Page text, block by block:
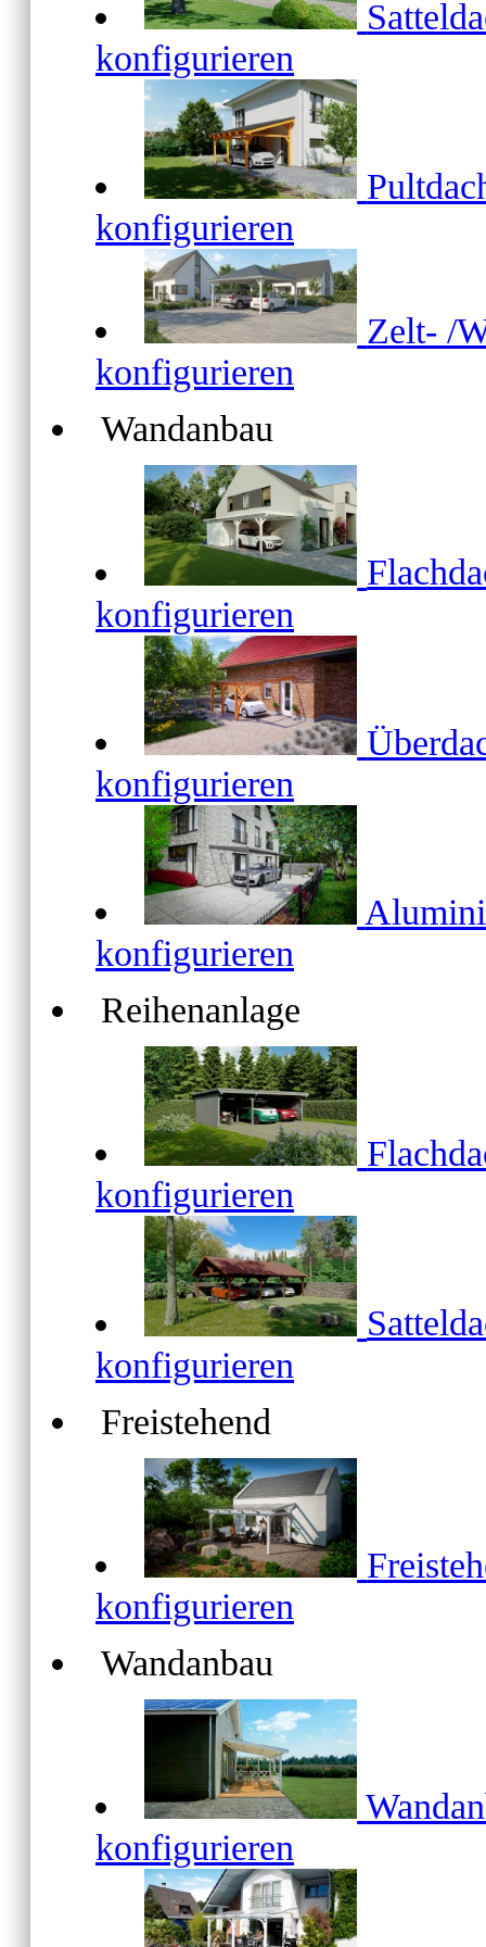
konfigurieren
konfigurieren
Zelt- /
konfigurieren
Wandanbau
konfigurieren
konfigurieren
konfigurieren
Reihenanlage
konfigurieren
konfigurieren
Freistehend
konfigurieren
Wandanbau
konfigurieren